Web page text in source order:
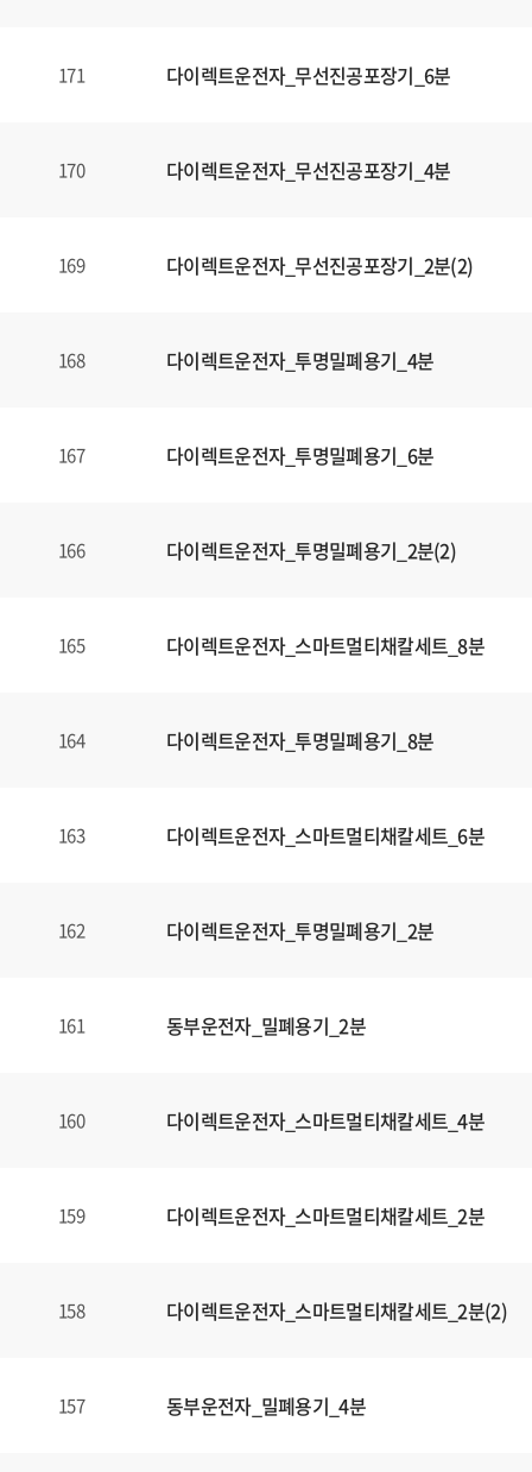
171 다이렉트운전자_무선진공포장기_6분
170 다이렉트운전자_무선진공포장기_4분
169 다이렉트운전자_무선진공포장기_2분(2)
168 다이렉트운전자_투명밀폐용기_4분
167 다이렉트운전자_투명밀폐용기_6분
166 다이렉트운전자_투명밀폐용기_2분(2)
165 다이렉트운전자_스마트멀티채칼세트_8분
164 다이렉트운전자_투명밀폐용기_8분
163 다이렉트운전자_스마트멀티채칼세트_6분
162 다이렉트운전자_투명밀폐용기_2분
161 동부운전자_밀폐용기_2분
160 다이렉트운전자_스마트멀티채칼세트_4분
159 다이렉트운전자_스마트멀티채칼세트_2분
158 다이렉트운전자_스마트멀티채칼세트_2분(2)
157 동부운전자_밀폐용기_4분